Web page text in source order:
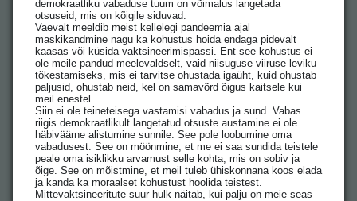
demokraatliku vabaduse tuum on võimalus langetada
otsuseid, mis on kõigile siduvad.
Vaevalt meeldib meist kellelegi pandeemia ajal
maskikandmine nagu ka kohustus hoida endaga pidevalt
kaasas või küsida vaktsineerimispassi. Ent see kohustus ei
ole meile pandud meelevaldselt, vaid niisuguse viiruse leviku
tõkestamiseks, mis ei tarvitse ohustada igaüht, kuid ohustab
paljusid, ohustab neid, kel on samavõrd õigus kaitsele kui
meil enestel.
Siin ei ole teineteisega vastamisi vabadus ja sund. Vabas
riigis demokraatlikult langetatud otsuste austamine ei ole
häbiväärne alistumine sunnile. See pole loobumine oma
vabadusest. See on möönmine, et me ei saa sundida teistele
peale oma isiklikku arvamust selle kohta, mis on sobiv ja
õige. See on mõistmine, et meil tuleb ühiskonnana koos elada
ja kanda ka moraalset kohustust hoolida teistest.
Mittevaktsineeritute suur hulk näitab, kui palju on meie seas